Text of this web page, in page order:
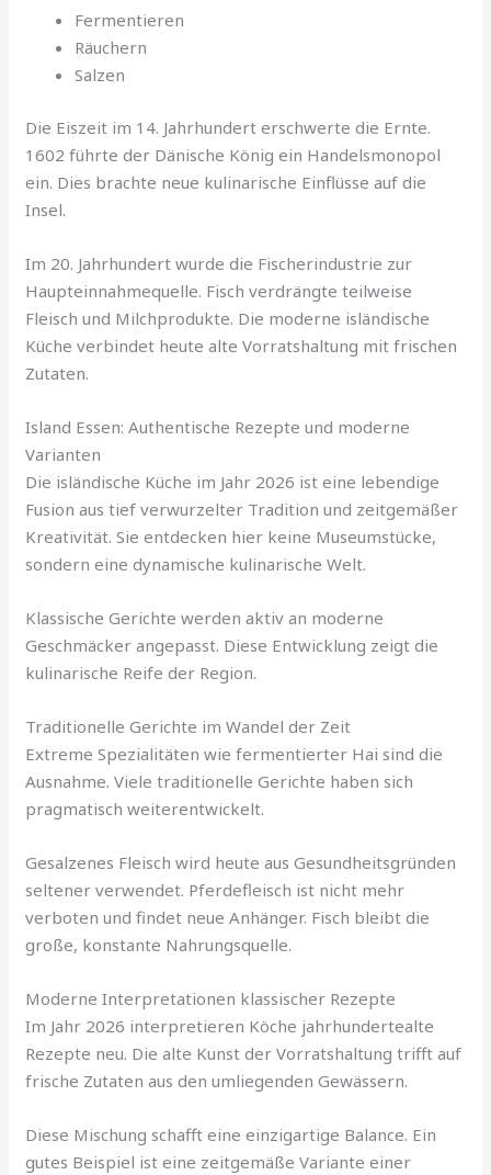
Fermentieren
Räuchern
Salzen
Die Eiszeit im 14. Jahrhundert erschwerte die Ernte.
1602 führte der Dänische König ein Handelsmonopol
ein. Dies brachte neue kulinarische Einflüsse auf die
Insel.
Im 20. Jahrhundert wurde die Fischerindustrie zur
Haupteinnahmequelle. Fisch verdrängte teilweise
Fleisch und Milchprodukte. Die moderne isländische
Küche verbindet heute alte Vorratshaltung mit frischen
Zutaten.
Island Essen: Authentische Rezepte und moderne
Varianten
Die isländische Küche im Jahr 2026 ist eine lebendige
Fusion aus tief verwurzelter Tradition und zeitgemäßer
Kreativität. Sie entdecken hier keine Museumstücke,
sondern eine dynamische kulinarische Welt.
Klassische Gerichte werden aktiv an moderne
Geschmäcker angepasst. Diese Entwicklung zeigt die
kulinarische Reife der Region.
Traditionelle Gerichte im Wandel der Zeit
Extreme Spezialitäten wie fermentierter Hai sind die
Ausnahme. Viele traditionelle Gerichte haben sich
pragmatisch weiterentwickelt.
Gesalzenes Fleisch wird heute aus Gesundheitsgründen
seltener verwendet. Pferdefleisch ist nicht mehr
verboten und findet neue Anhänger. Fisch bleibt die
große, konstante Nahrungsquelle.
Moderne Interpretationen klassischer Rezepte
Im Jahr 2026 interpretieren Köche jahrhundertealte
Rezepte neu. Die alte Kunst der Vorratshaltung trifft auf
frische Zutaten aus den umliegenden Gewässern.
Diese Mischung schafft eine einzigartige Balance. Ein
gutes Beispiel ist eine zeitgemäße Variante einer